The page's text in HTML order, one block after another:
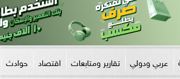
عربي ودولي تقارير ومتابعات اقتصاد حوادث